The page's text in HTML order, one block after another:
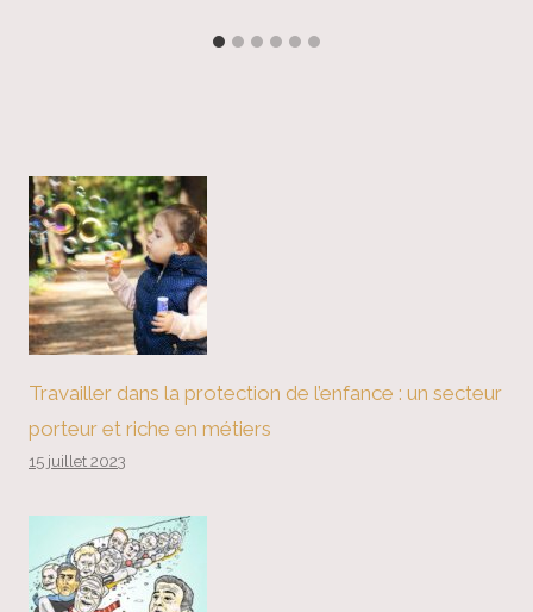
Travailler dans la protection de l’enfance : un secteur
porteur et riche en métiers
15 juillet 2023